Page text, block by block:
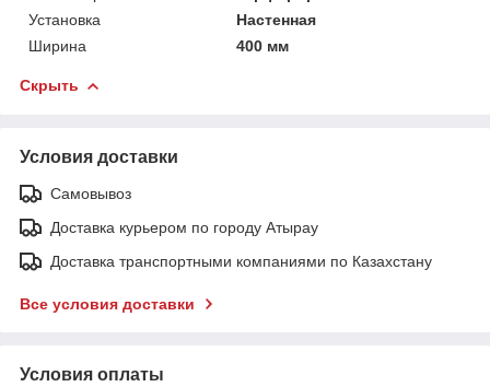
Установка
Настенная
Ширина
400 мм
Скрыть
Условия доставки
Самовывоз
Доставка курьером по городу Атырау
Доставка транспортными компаниями по Казахстану
Все условия доставки
Условия оплаты